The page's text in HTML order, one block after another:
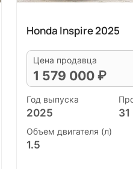
Honda Inspire 2025
Цена продавца
1 579 000 ₽
Год выпуска
2025
Объем двигателя (л)
1.5